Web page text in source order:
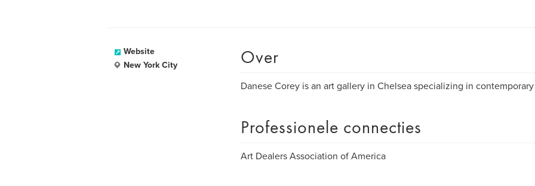
Website
New York City
Over
Danese Corey is an art gallery in Chelsea specializing in
Professionele connecties
Art Dealers Association of America